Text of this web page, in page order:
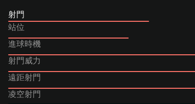
射門
站位
進球時機
射門威力
遠距射門
凌空射門